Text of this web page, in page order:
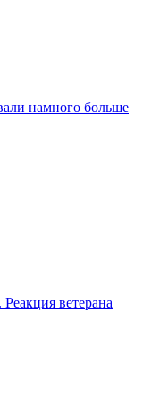
намного больше
ветерана